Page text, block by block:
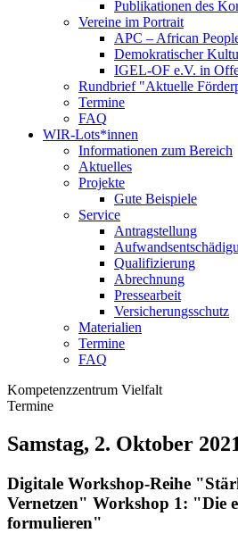
Publikationen des
Vereine im Portrait
APC – African
Demokratischer
IGEL-OF e.V. in
Rundbrief "Aktuelle
Termine
FAQ
WIR-Lots*innen
Informationen zum Bereich
Aktuelles
Projekte
Gute Beispiele
Service
Antragstellung
Qualifizierung
Abrechnung
Pressearbeit
Versicherungsschutz
Materialien
Termine
FAQ
Kompetenzzentrum Vielfalt
Termine
Samstag, 2. Oktober
Digitale Workshop-Reihe
Vernetzen" Workshop 1: "Die
formulieren"